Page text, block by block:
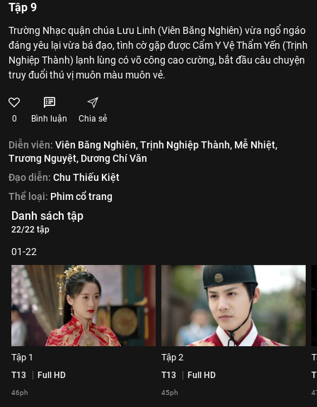
Tập 9
Trường Nhạc quận chúa Lưu Linh (Viên Băng Nghiên) vừa ngổ ngáo
đáng yêu lại vừa bá đạo, tình cờ gặp được Cẩm Y Vệ Thẩm Yến (Trịnh
Nghiệp Thành) lạnh lùng có võ công cao cường, bắt đầu câu chuyện
truy đuổi thú vị muôn màu muôn vẻ.
0 Bình luận Chia sẻ
Diễn viên: Viên Băng Nghiên,Trịnh Nghiệp Thành, Mễ Nhiệt,
Trương Nguyệt, Dương Chí Văn
Đạo diễn: Chu Thiếu Kiệt
Thể loại: Phim cổ trang
Danh sách tập
22/22 tập
01-22
Tập 1
T13 Full HD
46ph
Tập 2
T13 Full HD
45ph